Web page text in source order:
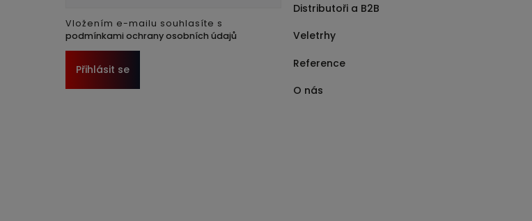
Vložením e-mailu souhlasíte s
podmínkami ochrany osobních údajů
Přihlásit se
Distributoři a B2B
Veletrhy
Reference
O nás